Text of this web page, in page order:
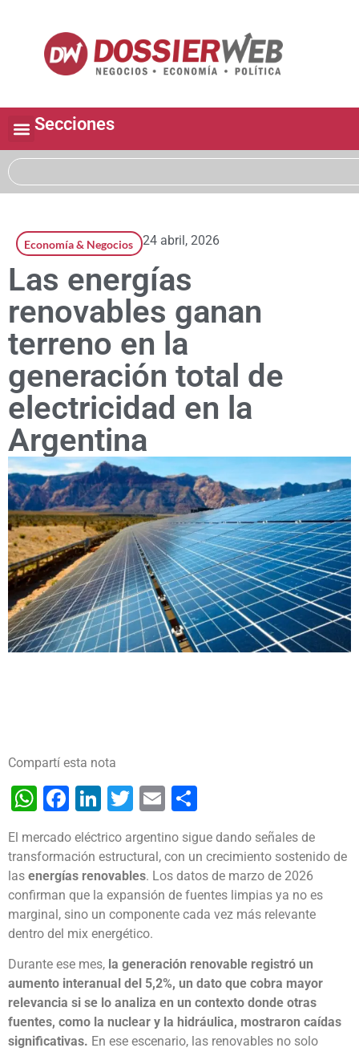
Secciones
Economía & Negocios 24 abril, 2026
Las energías
renovables ganan
terreno en la
generación total de
electricidad en la
Argentina
Compartí esta nota
WhatsApp
Facebook
LinkedIn
Twitter
Email
El mercado eléctrico argentino sigue dando señales de
transformación estructural, con un crecimiento sostenido de
las energías renovables. Los datos de marzo de 2026
confirman que la expansión de fuentes limpias ya no es
marginal, sino un componente cada vez más relevante
dentro del mix energético.
Durante ese mes, la generación renovable registró un
aumento interanual del 5,2%, un dato que cobra mayor
relevancia si se lo analiza en un contexto donde otras
fuentes, como la nuclear y la hidráulica, mostraron caídas
significativas. En ese escenario, las renovables no solo